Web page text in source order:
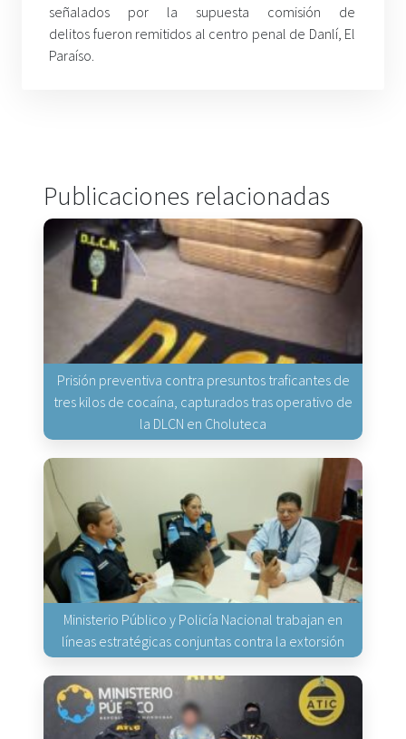
señalados por la supuesta comisión de
delitos fueron remitidos al centro penal de Danlí, El
Paraíso.
Publicaciones relacionadas
Prisión preventiva contra presuntos traficantes de
tres kilos de cocaína, capturados tras operativo de
la DLCN en Choluteca
Ministerio Público y Policía Nacional trabajan en
líneas estratégicas conjuntas contra la extorsión